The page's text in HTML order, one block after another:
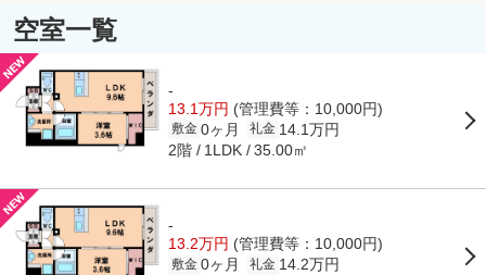
空室一覧
-
13.1万円 (管理費等：10,000円)
敷金 0ヶ月 礼金 14.1万円
2階 1LDK 35.00㎡
-
13.2万円 (管理費等：10,000円)
敷金 0ヶ月 礼金 14.2万円